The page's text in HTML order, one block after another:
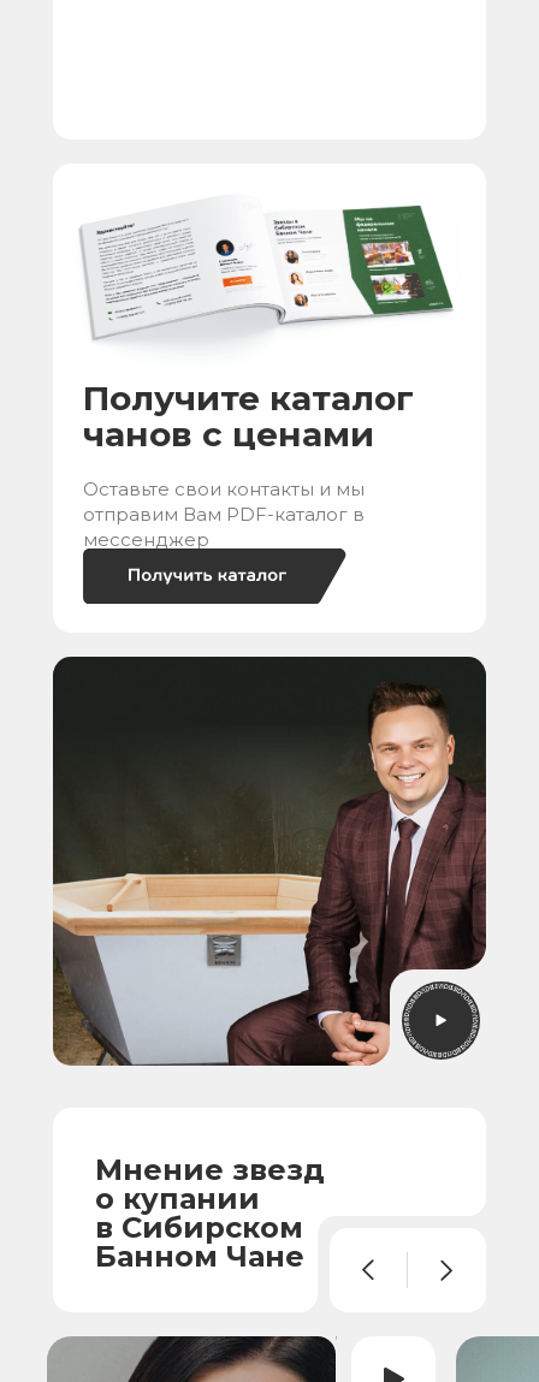
Получите каталог
чанов с ценами
Оставьте свои контакты и мы
отправим Вам PDF-каталог в
мессенджер
Мнение звезд
о купании
в Сибирском
Банном Чане